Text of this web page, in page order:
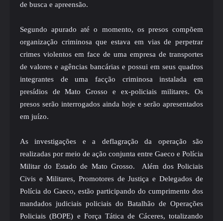
de busca e apreensão.
Segundo apurado até o momento, os presos compõem
organização criminosa que estava em vias de perpetrar
crimes violentos em face de uma empresa de transportes
de valores e agências bancárias e possui em seus quadros
integrantes de uma facção criminosa instalada em
presídios de Mato Grosso e ex-policiais militares. Os
presos serão interrogados ainda hoje e serão apresentados
em juízo.
As investigações e a deflagração da operação são
realizadas por meio de ação conjunta entre Gaeco e Polícia
Militar do Estado de Mato Grosso. Além dos Policiais
Civis e Militares, Promotores de Justiça e Delegados de
Polícia do Gaeco, estão participando do cumprimento dos
mandados judiciais policiais do Batalhão de Operações
Policiais (BOPE) e Força Tática de Cáceres, totalizando